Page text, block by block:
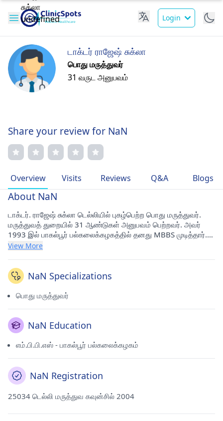
Login
டாக்டர் ராஜேஷ் சுக்லா
பொது மருத்துவர்
31 வருட அனுபவம்
Share your review for NaN
Overview Visits Reviews Q&A Blogs
About NaN
டாக்டர். ராஜேஷ் சுக்லா டெல்லியில் புகழ்பெற்ற பொது மருத்துவர்.
மருத்துவத் துறையில் 31 ஆண்டுகள் அனுபவம் பெற்றவர். அவர்
1993 இல் பாகல்பூர் பல்கலைக்கழகத்தில் தனது MBBS முடித்தார்.
அவர் தற்போது ராஜ் நகர் விரிவாக்கத்தில் (டெல்லி) உள்ள சுக்லா
View More
NaN Specializations
பொது மருத்துவர்
NaN Education
எம்.பி.பி.எஸ் - பாகல்பூர் பல்கலைக்கழகம்
NaN Registration
25034 டெல்லி மருத்துவ கவுன்சில் 2004